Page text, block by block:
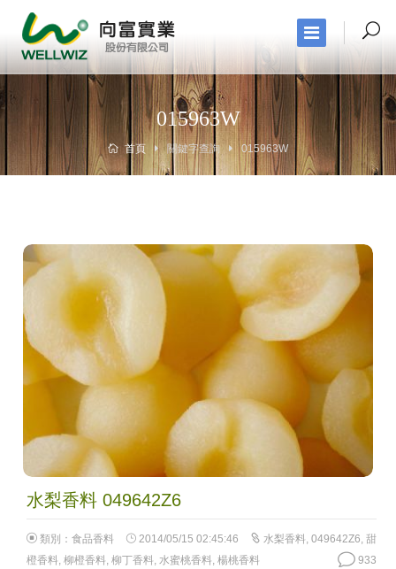
015963W
首頁 關鍵字查詢 015963W
水梨香料 049642Z6
類別： 食品香料 2014/05/15 02:45:46 水梨香料, 049642Z6, 甜
橙香料, 柳橙香料, 柳丁香料, 水蜜桃香料, 楊桃香料 933